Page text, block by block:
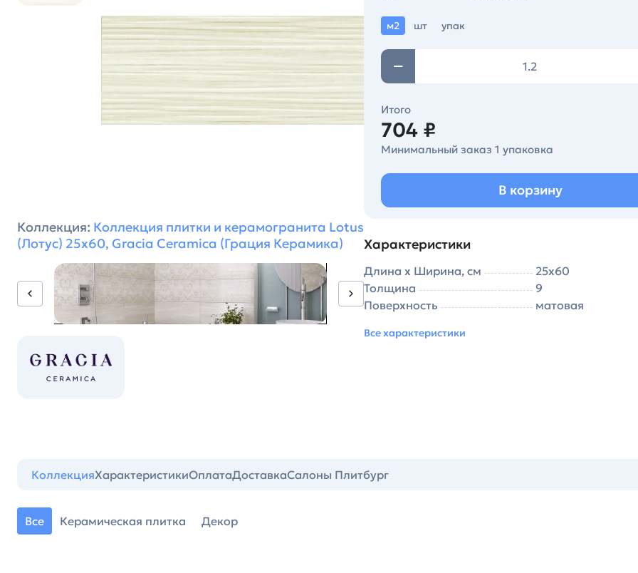
Коллекция: Коллекция плитки и керамогранита Lotus
(Лотус) 25х60, Gracia Ceramica (Грация Керамика)
м2 шт упак
Итого
704 ₽
Минимальный заказ 1 упаковка
В корзину
Характеристики
Длина х Ширина, см
25х60
Толщина
9
Поверхность
матовая
Все характеристики
КоллекцияХарактеристикиОплатаДоставкаСалоны Плитбург
Все Керамическая плитка Декор